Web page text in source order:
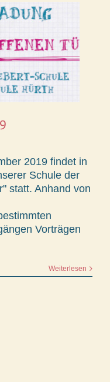
2019 findet in
Schule der
statt. Anhand von
Vorträgen
Weiterlesen